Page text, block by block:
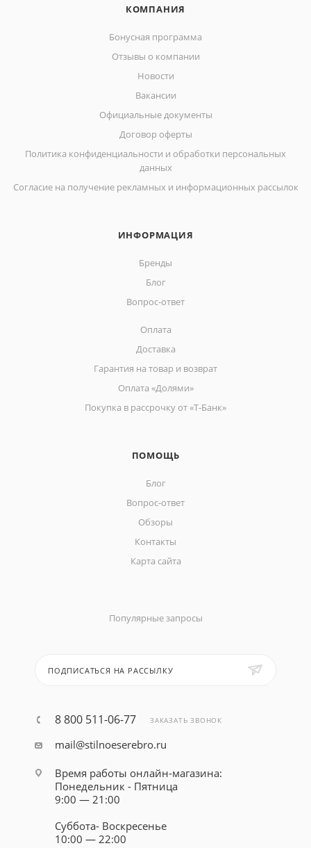
КОМПАНИЯ
Бонусная программа
Отзывы о компании
Новости
Вакансии
Официальные документы
Договор оферты
Политика конфиденциальности и обработки персональных
данных
Согласие на получение рекламных и информационных рассылок
ИНФОРМАЦИЯ
Бренды
Блог
Вопрос-ответ
Оплата
Доставка
Гарантия на товар и возврат
Оплата «Долями»
Покупка в рассрочку от «Т-Банк»
ПОМОЩЬ
Блог
Вопрос-ответ
Обзоры
Контакты
Карта сайта
Популярные запросы
ПОДПИСАТЬСЯ НА РАССЫЛКУ
8 800 511-06-77 ЗАКАЗАТЬ ЗВОНОК
mail@stilnoeserebro.ru
Время работы онлайн-магазина:
Понедельник - Пятница
9:00 — 21:00
Суббота- Воскресенье
10:00 — 22:00